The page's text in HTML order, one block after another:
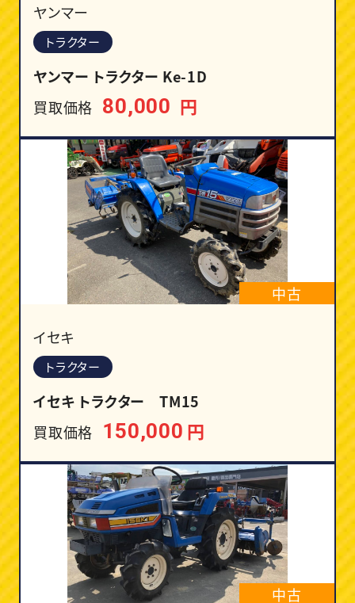
ヤンマー
トラクター
ヤンマー トラクター Ke-1D
買取価格 80,000 円
中古
イセキ
トラクター
イセキ トラクター TM15
買取価格 150,000 円
中古